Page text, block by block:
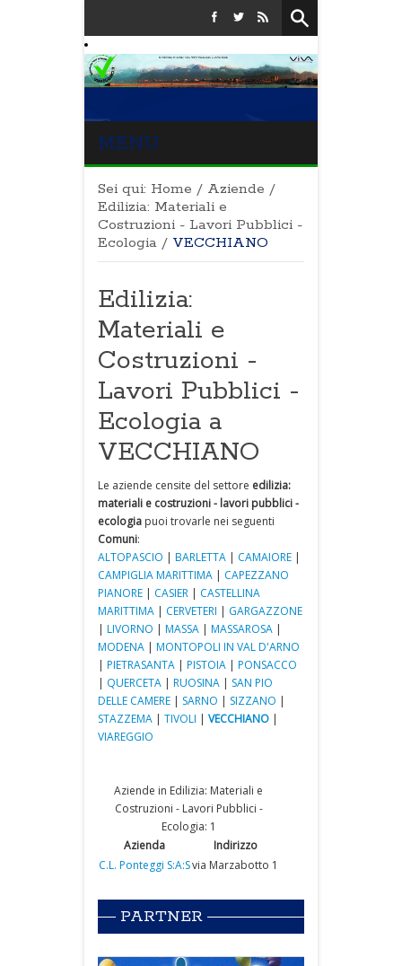
MENU
Sei qui: Home / Aziende /
Edilizia: Materiali e
Costruzioni - Lavori Pubblici -
Ecologia / VECCHIANO
Edilizia:
Materiali e
Costruzioni -
Lavori Pubblici -
Ecologia a
VECCHIANO
Le aziende censite del settore edilizia:
materiali e costruzioni - lavori pubblici -
ecologia puoi trovarle nei seguenti
Comuni:
ALTOPASCIO | BARLETTA | CAMAIORE |
CAMPIGLIA MARITTIMA | CAPEZZANO
PIANORE | CASIER | CASTELLINA
MARITTIMA | CERVETERI | GARGAZZONE
| LIVORNO | MASSA | MASSAROSA |
MODENA | MONTOPOLI IN VAL D'ARNO
| PIETRASANTA | PISTOIA | PONSACCO
| QUERCETA | RUOSINA | SAN PIO
DELLE CAMERE | SARNO | SIZZANO |
STAZZEMA | TIVOLI | VECCHIANO |
VIAREGGIO
Aziende in Edilizia: Materiali e
Costruzioni - Lavori Pubblici -
Ecologia: 1
Azienda
Indirizzo
C.L. Ponteggi S:A:Svia Marzabotto 1
PARTNER